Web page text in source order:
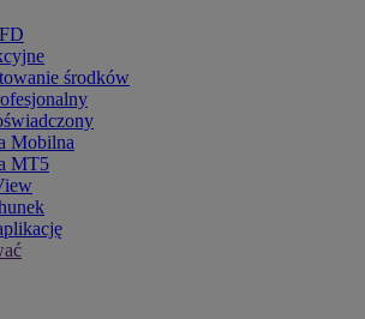
środków
Mobilna
MT5